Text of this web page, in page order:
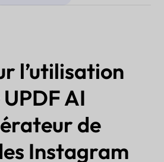
l’utilisation
AI
de
Instagram